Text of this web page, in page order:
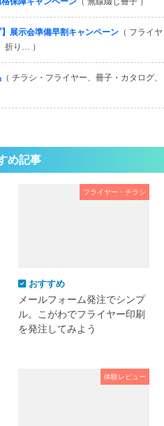
展示会準備早割キャンペーン （ フライヤ
折り… ）
（ チラシ・フライヤー、冊子・カタログ、
め記事
フライヤー・チラシ
おすすめ
メールフォーム発注でシンプ
ル。こがわでフライヤー印刷
を発注してみよう
体験レビュー